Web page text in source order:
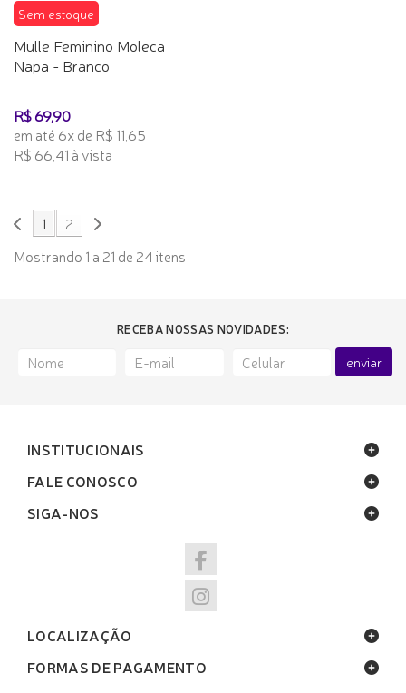
Sem estoque
Mulle Feminino Moleca
Napa - Branco
R$ 69,90
em até 6x de R$ 11,65
R$ 66,41 à vista
1
2
Mostrando 1 a 21 de 24 itens
RECEBA NOSSAS NOVIDADES:
enviar
INSTITUCIONAIS
FALE CONOSCO
SIGA-NOS
LOCALIZAÇÃO
FORMAS DE PAGAMENTO